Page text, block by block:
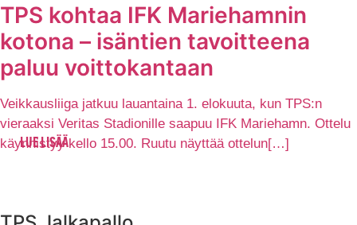
TPS kohtaa IFK Mariehamnin
kotona – isäntien tavoitteena
paluu voittokantaan
Veikkausliiga jatkuu lauantaina 1. elokuuta, kun TPS:n
vieraaksi Veritas Stadionille saapuu IFK Mariehamn. Ottelu
käynnistyy kello 15.00. Ruutu näyttää ottelun[…]
LUE LISÄÄ